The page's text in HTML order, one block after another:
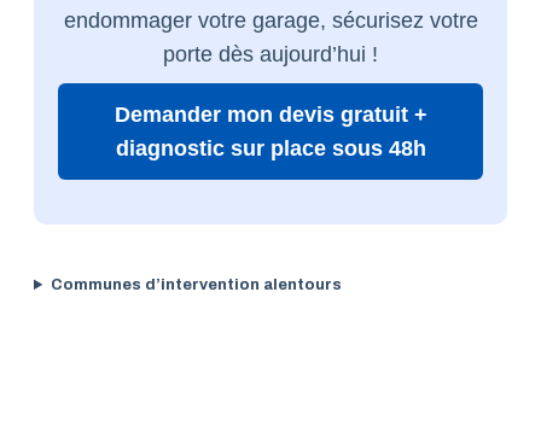
endommager votre garage, sécurisez votre
porte dès aujourd’hui !
Demander mon devis gratuit +
diagnostic sur place sous 48h
Communes d’intervention alentours